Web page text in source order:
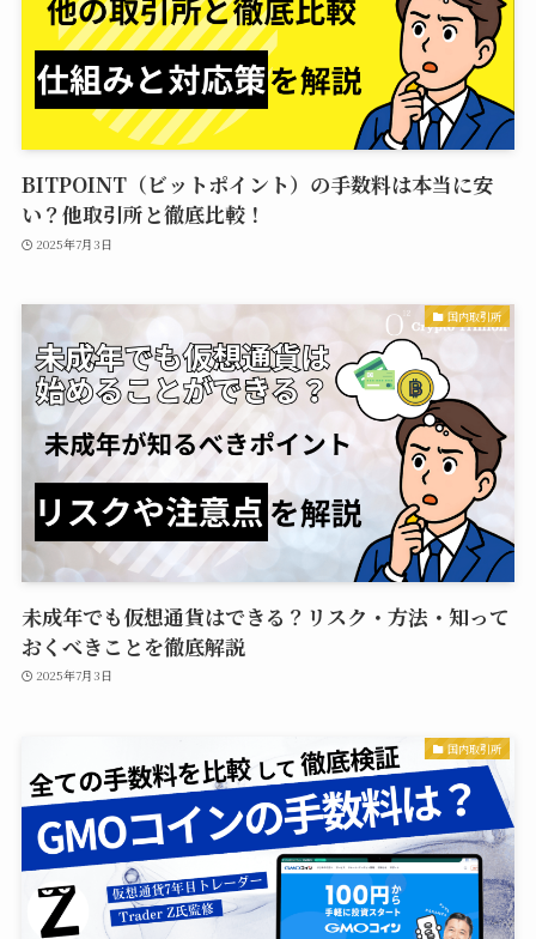
BITPOINT（ビットポイント）の手数料は本当に安
い？他取引所と徹底比較！
2025年7月3日
国内取引所
未成年でも仮想通貨はできる？リスク・方法・知って
おくべきことを徹底解説
2025年7月3日
国内取引所